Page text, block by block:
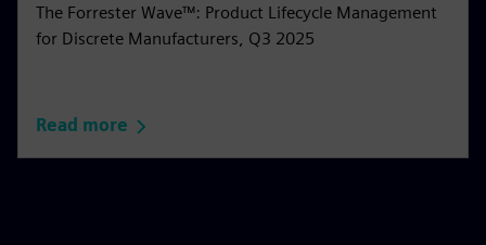
The Forrester Wave™: Product Lifecycle Management
for Discrete Manufacturers, Q3 2025
Read more